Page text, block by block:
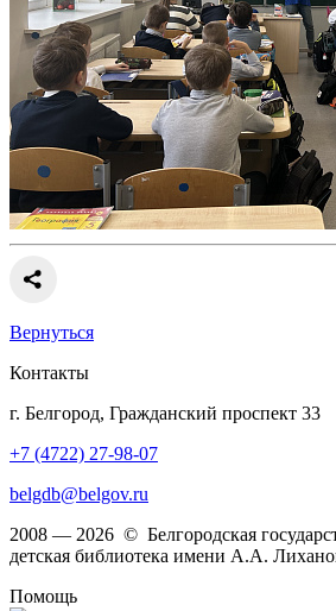
Вернуться
Контакты
г. Белгород, Гражданский проспект 33
+7 (4722) 27-98-07
belgdb@belgov.ru
2008 — 2026 © Белгородская
детская библиотека имени А.А.
Помощь